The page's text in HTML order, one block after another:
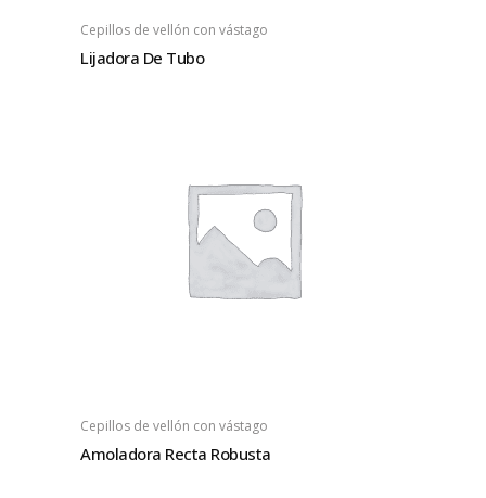
Cepillos de vellón con vástago
Lijadora De Tubo
Cepillos de vellón con vástago
Amoladora Recta Robusta